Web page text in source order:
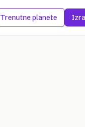
Trenutne planete